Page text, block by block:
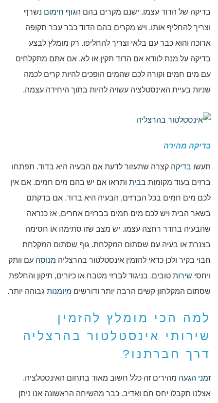
בדיקה של הדוד עצמו. ישנם מקרים בהם הגוף חימום נשרף
וצריך להחליף אותו. ויש מקרים בהם הדוד כבר עבר תקופה
ארוכה והוא כבר עם בלאי וצריך להחליפו. רק מומלץ לבצע
בדיקה על מנת לוודא אם הדוד תקין או לא. אם אתם מתקלחים
עם מים חמים וקורה לכם שהמים הופכים להיות קרים לכמה
שניות בעיית האינסטלציה עשויה להיות בתוך היחידה עצמה.
בדיקה מהירה
תעשו בדיקה קצרה שתעזור לדעת אם הבעיה היא בדוד. תפתחו
ברזים בעוד מקומות בבית ותראו אם יש בהם מים חמים. אם אין
לכם מים חמים בכל הברזים, הבעיה היא בדוד. אם בדקתם
בשאר הבית ויש לכם מים חמים בברזים אחרים, אז כנראה
שהבעיה בחדר רחצה עצמו. יש מצב שזו סתימה או חסימה
בצנרת או בעיה עם שסתום המקלחת. גוף שסתום המקלחת
חבוי בקיר ולכן כדאי להזמין אינסטלטור בהרצליה מנוסה עם וותק
ויחסי שירות טובים. בניגוד לברזי מטבח או כיורים, תיקון והחלפת
שסתום המקלחון קשים הרבה יותר ודורשים מיומנות גבוהה יותר.
למה הכי מומלץ להזמין
שירותי אינסטלטור בהרצליה
דרך חברתנו?
זמני הגעה מהירים זה כלל חשוב מאוד בתחום האינסטלציה.
אצלנו תקבלו יחס חם ואדיב. כבר מהשיחה הראשונה אנו ניתן